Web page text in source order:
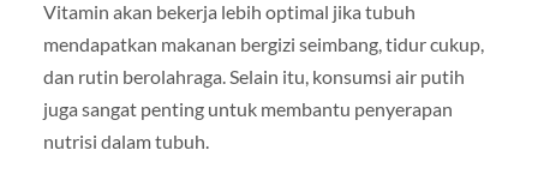
Vitamin akan bekerja lebih optimal jika tubuh
mendapatkan makanan bergizi seimbang, tidur cukup,
dan rutin berolahraga. Selain itu, konsumsi air putih
juga sangat penting untuk membantu penyerapan
nutrisi dalam tubuh.